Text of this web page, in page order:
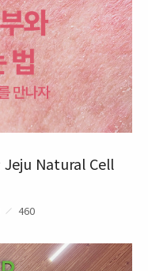
Jeju Natural Cell
460